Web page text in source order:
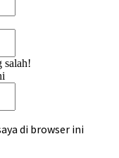
salah!
di browser ini